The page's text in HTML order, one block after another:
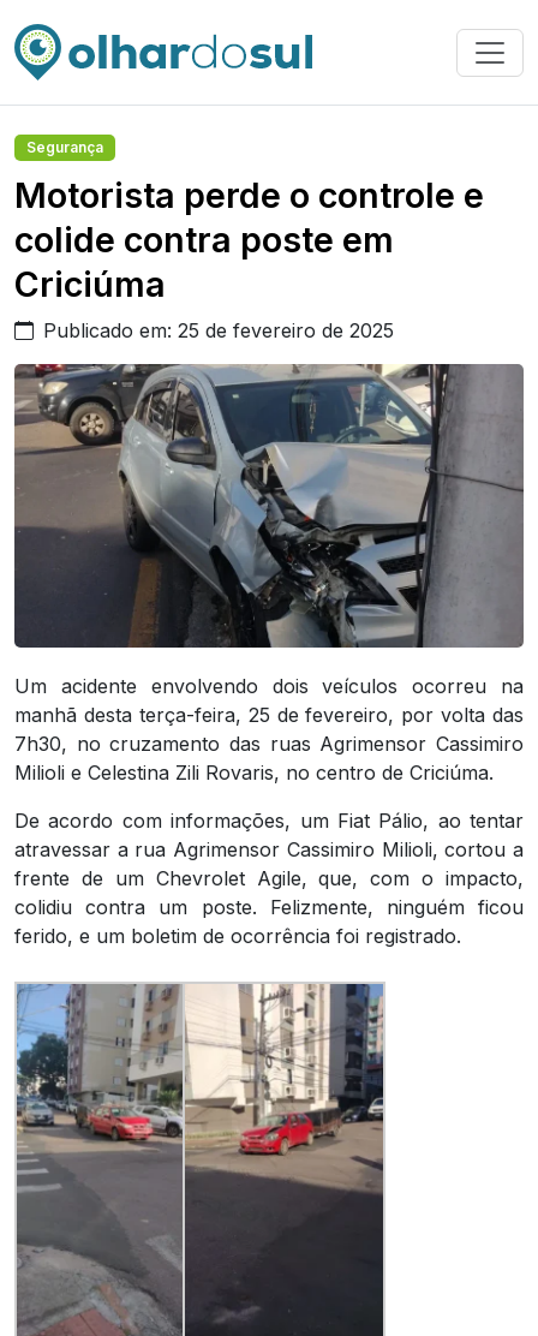
Segurança
Motorista perde o controle e
colide contra poste em
Criciúma
Publicado em: 25 de fevereiro de 2025
Um acidente envolvendo dois veículos ocorreu na
manhã desta terça-feira, 25 de fevereiro, por volta das
7h30, no cruzamento das ruas Agrimensor Cassimiro
Milioli e Celestina Zili Rovaris, no centro de Criciúma.
De acordo com informações, um Fiat Pálio, ao tentar
atravessar a rua Agrimensor Cassimiro Milioli, cortou a
frente de um Chevrolet Agile, que, com o impacto,
colidiu contra um poste. Felizmente, ninguém ficou
ferido, e um boletim de ocorrência foi registrado.